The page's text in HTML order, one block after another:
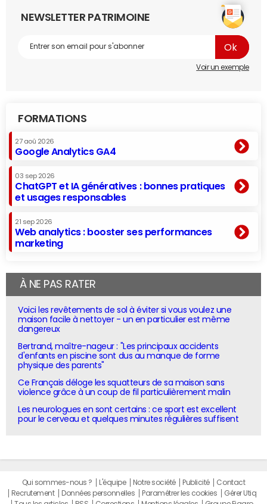
NEWSLETTER PATRIMOINE
Voir un exemple
FORMATIONS
27 aoû 2026
Google Analytics GA4
03 sep 2026
ChatGPT et IA génératives : bonnes pratiques
et usages responsables
21 sep 2026
Web analytics : booster ses performances
marketing
À NE PAS RATER
Voici les revêtements de sol à éviter si vous voulez une
maison facile à nettoyer - un en particulier est même
dangereux
Bertrand, maître-nageur : "Les principaux accidents
d'enfants en piscine sont dus au manque de forme
physique des parents"
Ce Français déloge les squatteurs de sa maison sans
violence grâce à un coup de fil particulièrement malin
Les neurologues en sont certains : ce sport est excellent
pour le cerveau et quelques minutes régulières suffisent
Qui sommes-nous ? L'équipe Notre société Publicité
Contact
Recrutement
Données personnelles Paramétrer les cookies
Gérer Utiq